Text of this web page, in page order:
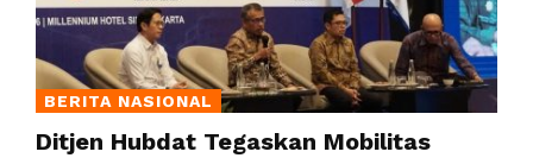
BERITA NASIONAL
Ditjen Hubdat Tegaskan Mobilitas